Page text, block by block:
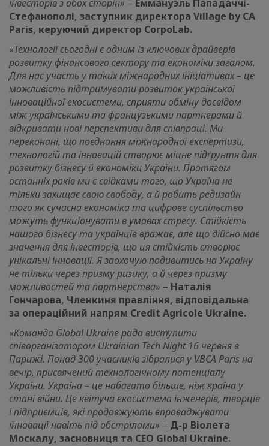
інвесторів з обох сторін» – Еммануэль Пападаччі-
Стефанополі, заступник директора Village by CA
Paris, керуючий директор CorpoLab.
«Технології сьогодні є одним із ключових драйверів
розвитку фінансового сектору та економіки загалом.
Для нас участь у таких міжнародних ініціативах – це
можливість підтримувати розвиток української
інноваційної екосистеми, сприяти обміну досвідом
між українськими та французькими партнерами й
відкривати нові перспективи для співпраці. Ми
переконані, що поєднання міжнародної експертизи,
технологій та інновацій створює міцне підґрунтя для
розвитку бізнесу й економіки України. Протягом
останніх років ми є свідками того, що Україна не
тільки захищає свою свободу, а й робить редизайн
того як сучасна економіка та цифрове суспільство
можуть функціонувати в умовах стресу. Стійкість
нашого бізнесу та українців вражає, але що дійсно має
значення для інвесторів, що ця стійкість створює
унікальні інновації. Я заохочую подивитись на Україну
не тільки через призму ризику, а й через призму
можливостей та партнерства» – Наталія
Гончарова, Членкиня правління, відповідальна
за операційний напрям Credit Agricole Ukraine.
«Команда Global Ukraine рада виступити
співорганізатором Ukrainian Tech Night 16 червня в
Парижі. Понад 300 учасників зібралися у VBCA Paris на
вечір, присвячений технологічному потенціалу
України. Україна – це набагато більше, ніж країна у
стані війни. Це квітуча екосистема інженерів, творців
і підприємців, які продовжують впроваджувати
інновації навіть під обстрілами» – Д-р Віолета
Москалу, засновниця та CEO Global Ukraine.